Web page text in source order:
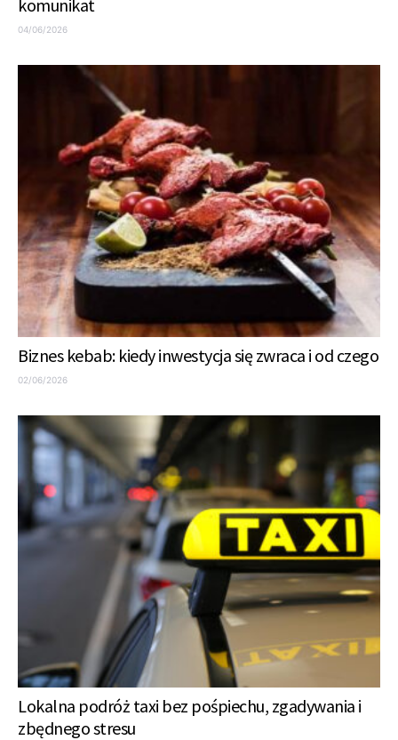
komunikat
04/06/2026
Biznes kebab: kiedy inwestycja się zwraca i od czego
02/06/2026
Lokalna podróż taxi bez pośpiechu, zgadywania i
zbędnego stresu